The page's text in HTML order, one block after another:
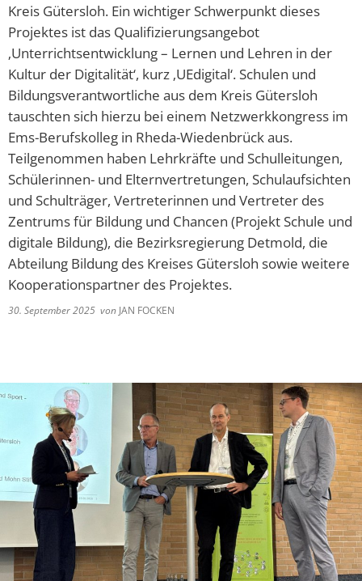
Kreis Gütersloh. Ein wichtiger Schwerpunkt dieses
Projektes ist das Qualifizierungsangebot
‚Unterrichtsentwicklung – Lernen und Lehren in der
Kultur der Digitalität‘, kurz ‚UEdigital‘. Schulen und
Bildungsverantwortliche aus dem Kreis Gütersloh
tauschten sich hierzu bei einem Netzwerkkongress im
Ems-Berufskolleg in Rheda-Wiedenbrück aus.
Teilgenommen haben Lehrkräfte und Schulleitungen,
Schülerinnen- und Elternvertretungen, Schulaufsichten
und Schulträger, Vertreterinnen und Vertreter des
Zentrums für Bildung und Chancen (Projekt Schule und
digitale Bildung), die Bezirksregierung Detmold, die
Abteilung Bildung des Kreises Gütersloh sowie weitere
Kooperationspartner des Projektes.
30. September 2025 von JAN FOCKEN